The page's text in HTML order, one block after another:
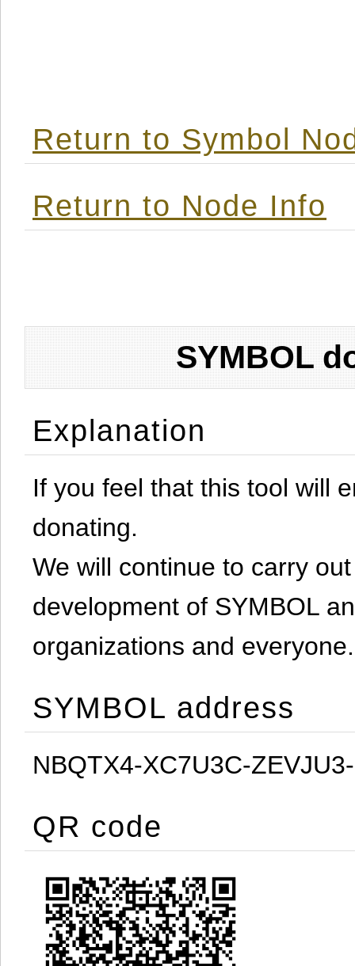
Return to Symbol
Return to Node Info
SYMBOL
Explanation
If you feel that this tool will
donating.
We will continue to carry
development of SYMBOL
organizations and everyone.
SYMBOL address
NBQTX4-XC7U3C-
QR code